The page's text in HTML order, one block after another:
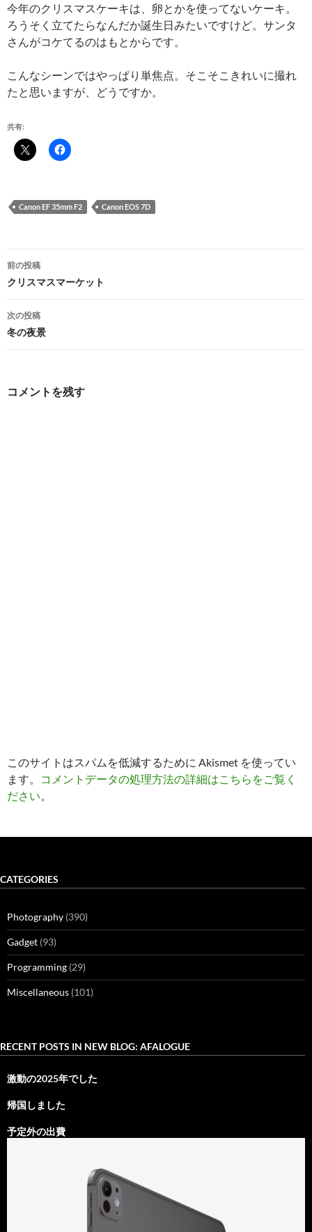
今年のクリスマスケーキは、卵とかを使ってないケーキ。
ろうそく立てたらなんだか誕生日みたいですけど。サンタ
さんがコケてるのはもとからです。
こんなシーンではやっぱり単焦点。そこそこきれいに撮れ
たと思いますが、どうですか。
共有:
Canon EF 35mm F2 Canon EOS 7D
投
稿
ナ
ビ
ゲ
前の投稿
クリスマスマーケット
次の投稿
冬の夜景
コメントを残す
このサイトはスパムを低減するために Akismet を使ってい
ます。
コメントデータの処理方法の詳細はこちらをご覧く
ださい
CATEGORIES
Photography (390)
Gadget (93)
Programming (29)
Miscellaneous (101)
RECENT POSTS IN NEW BLOG: AFALOGUE
激動の2025年でした
帰国しました
予定外の出費